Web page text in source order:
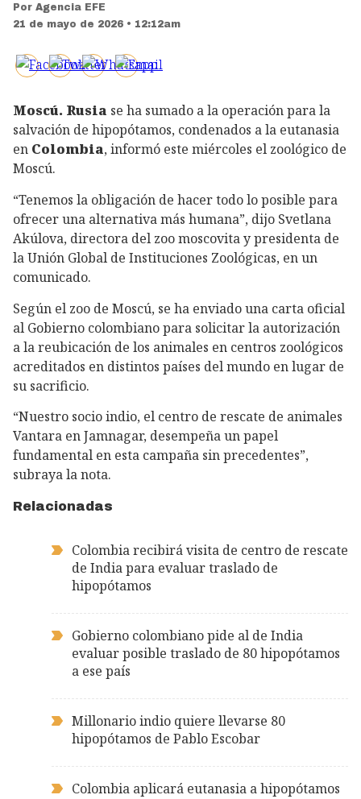
Por Agencia EFE
21 de mayo de 2026 • 12:12am
Moscú. Rusia se ha sumado a la operación para la
salvación de hipopótamos, condenados a la eutanasia
en Colombia, informó este miércoles el zoológico de
Moscú.
“Tenemos la obligación de hacer todo lo posible para
ofrecer una alternativa más humana”, dijo Svetlana
Akúlova, directora del zoo moscovita y presidenta de
la Unión Global de Instituciones Zoológicas, en un
comunicado.
Según el zoo de Moscú, se ha enviado una carta oficial
al Gobierno colombiano para solicitar la autorización
a la reubicación de los animales en centros zoológicos
acreditados en distintos países del mundo en lugar de
su sacrificio.
“Nuestro socio indio, el centro de rescate de animales
Vantara en Jamnagar, desempeña un papel
fundamental en esta campaña sin precedentes”,
subraya la nota.
Relacionadas
Colombia recibirá visita de centro de rescate
de India para evaluar traslado de
hipopótamos
Gobierno colombiano pide al de India
evaluar posible traslado de 80 hipopótamos
a ese país
Millonario indio quiere llevarse 80
hipopótamos de Pablo Escobar
Colombia aplicará eutanasia a hipopótamos